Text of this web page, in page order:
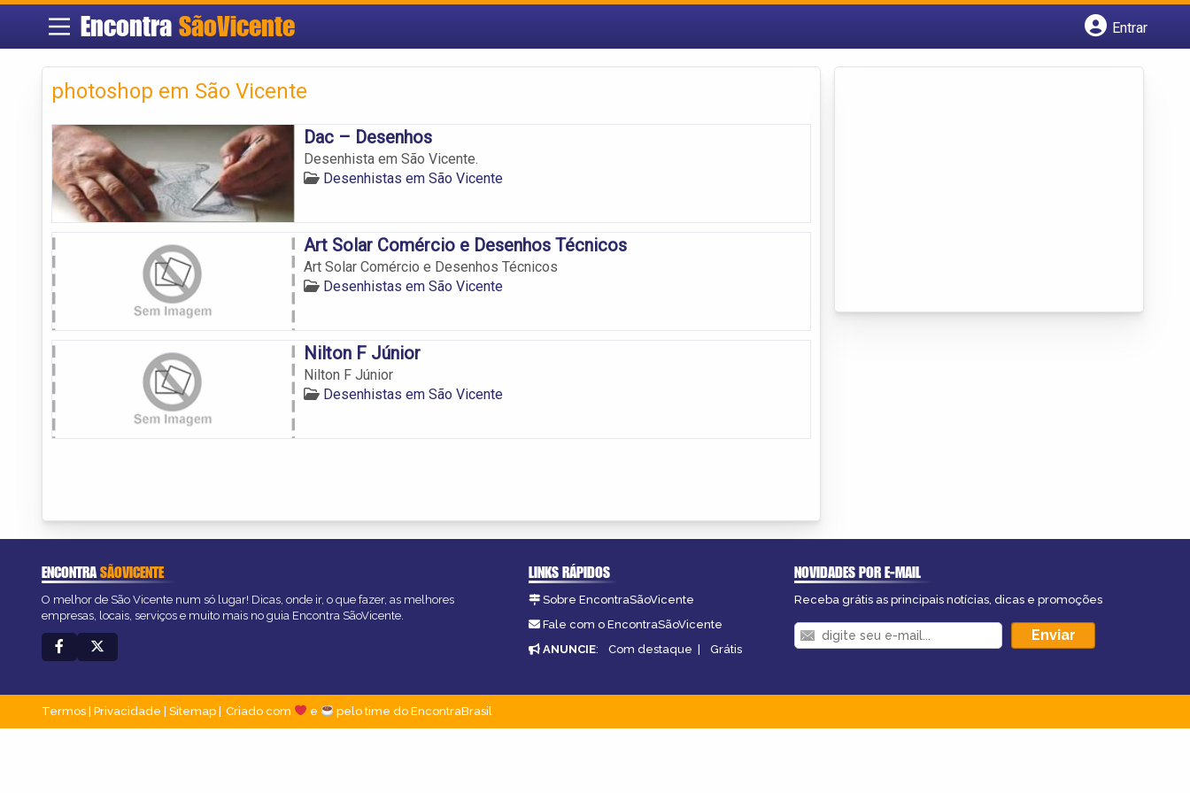
Encontra SãoVicente
Entrar
photoshop em São Vicente
Dac – Desenhos
Desenhista em São Vicente.
Desenhistas em São Vicente
Art Solar Comércio e Desenhos Técnicos
Art Solar Comércio e Desenhos Técnicos
Desenhistas em São Vicente
Nilton F Júnior
Nilton F Júnior
Desenhistas em São Vicente
ENCONTRASÃOVICENTE
O melhor de São Vicente num só lugar! Dicas, onde ir, o que fazer, as melhores
empresas, locais, serviços e muito mais no guia Encontra SãoVicente.
LINKS RÁPIDOS
Sobre EncontraSãoVicente
Fale com o EncontraSãoVicente
ANUNCIE: Com destaque | Grátis
NOVIDADES POR E-MAIL
Receba grátis as principais notícias, dicas e promoções
Termos Privacidade Sitemap Criado com e pelo time do EncontraBrasil